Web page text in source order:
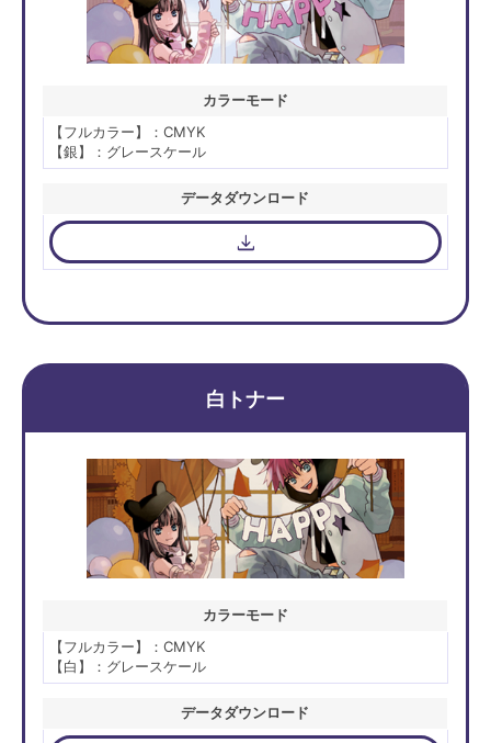
カラーモード
【フルカラー】：CMYK
【銀】：グレースケール
データダウンロード
白トナー
カラーモード
【フルカラー】：CMYK
【白】：グレースケール
データダウンロード